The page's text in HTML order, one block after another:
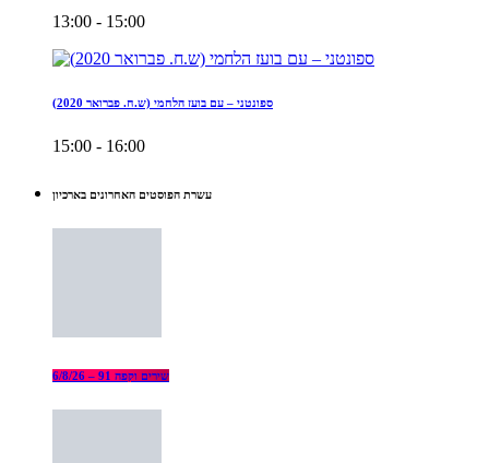
13:00 - 15:00
ספונטני – עם בועז הלחמי (ש.ח. פברואר 2020)
15:00 - 16:00
עשרת הפוסטים האחרונים בארכיון
שירים וקפה 91 – 6/8/26